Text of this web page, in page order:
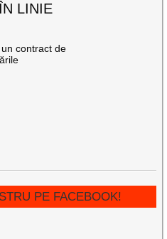
LINIE
contract de
PE FACEBOOK!